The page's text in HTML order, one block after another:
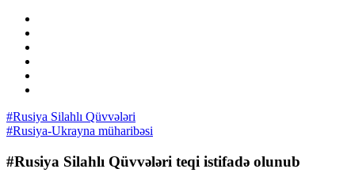
#Rusiya Silahlı Qüvvələri
#Rusiya-Ukrayna müharibəsi
#Rusiya Silahlı Qüvvələri teqi istifadə olunub